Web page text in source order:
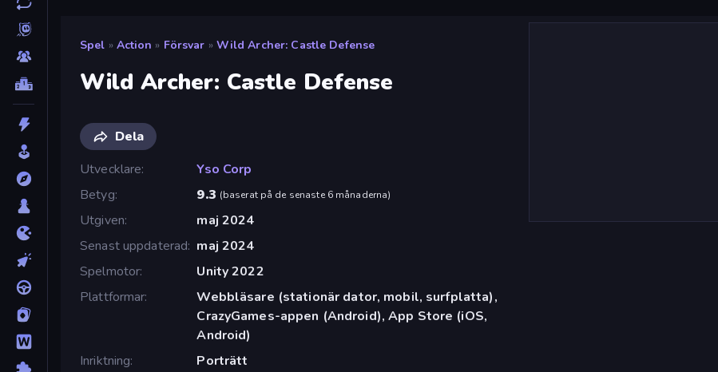
Spel » Action » Försvar » Wild Archer: Castle Defense
Wild Archer: Castle Defense
Dela
Utvecklare
Yso Corp
Betyg
9.3 (baserat på de senaste 6 månaderna)
Utgiven
maj 2024
Senast uppdaterad maj 2024
Spelmotor
Unity 2022
Plattformar
Webbläsare (stationär dator, mobil, surfplatta),
CrazyGames-appen (Android), App Store (iOS,
Android)
Inriktning
Porträtt